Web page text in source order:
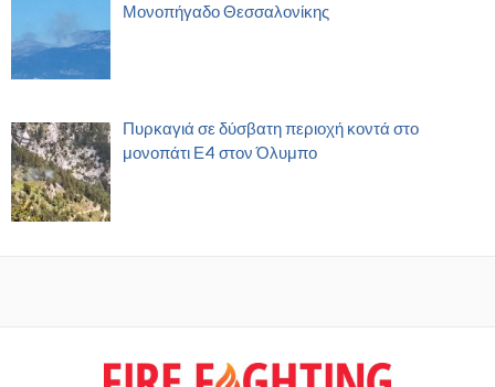
Μονοπήγαδο Θεσσαλονίκης
Πυρκαγιά σε δύσβατη περιοχή κοντά στο
μονοπάτι Ε4 στον Όλυμπο